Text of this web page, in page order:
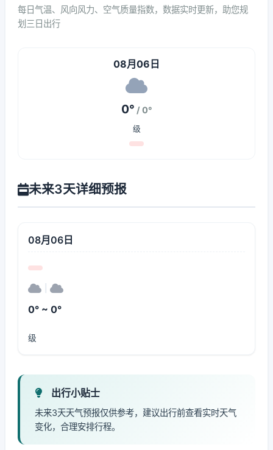
每日气温、风向风力、空气质量指数，数据实时更新，助您规
划三日出行
08月06日
0° / 0°
级
未来3天详细预报
08月06日
0° ~ 0°
级
出行小贴士
未来3天天气预报仅供参考，建议出行前查看实时天气
变化，合理安排行程。